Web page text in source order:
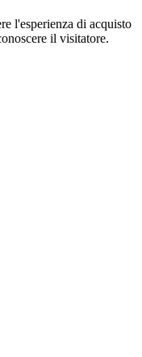
l'esperienza di acquisto
il visitatore.